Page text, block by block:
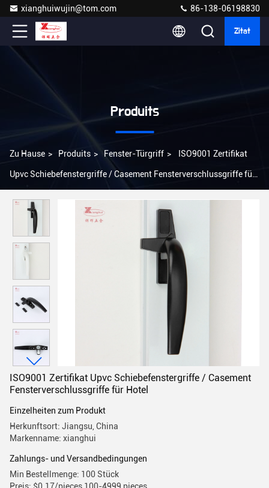
xianghuiwujin@tom.com 86-138-06198830
Zitat
Produits
Zu Hause > Produits > Fenster-Türgriff > ISO9001 Zertifikat
Upvc Schiebefenstergriffe / Casement Fensterverschlussgriffe für
ISO9001 Zertifikat Upvc Schiebefenstergriffe / Casement
Fensterverschlussgriffe für Hotel
Einzelheiten zum Produkt
Herkunftsort: Jiangsu, China
Markenname: xianghui
Zahlungs- und Versandbedingungen
Min Bestellmenge: 100 Stück